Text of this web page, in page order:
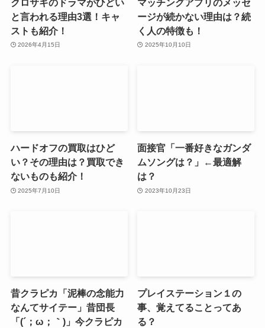
クロサギのドラマがひどい
と言われる理由3選！キャ
ストも紹介！
2026年4月15日
マッチングアプリのメッセ
ージが続かない理由は？続
く人の特徴も！
2025年10月10日
ハードオフの買取はひど
い？その理由は？買取でき
ないものも紹介！
2025年7月10日
面接官「一番好きなガンダ
ムソングは？」←最適解
は？
2023年10月23日
昔クラピカ「泥棒の念能力
なんてサイテー」昔団長
「(´；ω；｀)」今クラピカ
プレイステーション１の
事、覚えてることってあ
る？